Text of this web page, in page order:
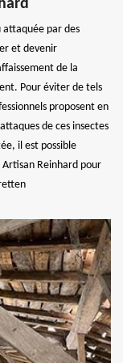
attaquée par des
et devenir
de la
Pour éviter de tels
proposent en
de ces insectes
il est possible
Reinhard pour